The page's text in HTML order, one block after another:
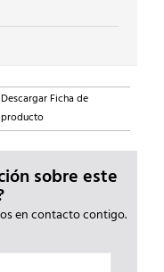
Descargar Ficha de
producto
sobre este
en contacto contigo.